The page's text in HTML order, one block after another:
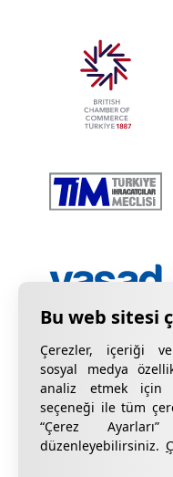
Çerezler, içeriği
sosyal medya
analiz etmek için
seçeneği ile tüm
“Çerez
düzenleyebilirsiniz.
Gizlilik Bildirimi